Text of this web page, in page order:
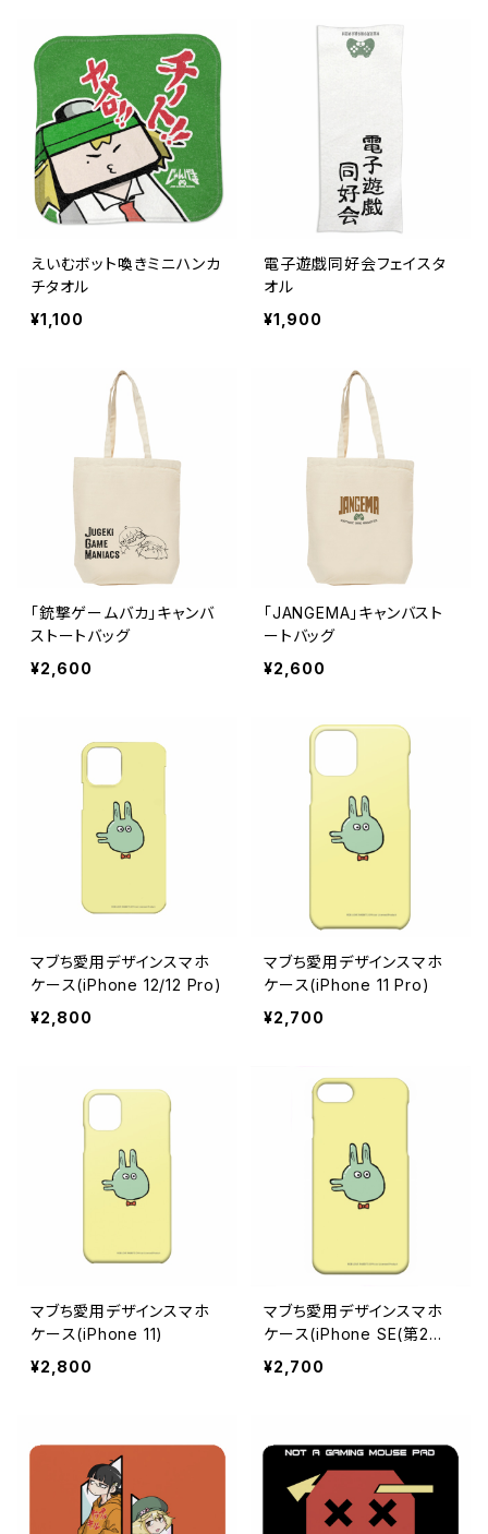
えいむボット喚きミニハンカ
チタオル
¥1,100
電子遊戯同好会フェイスタ
オル
¥1,900
「銃撃ゲームバカ」キャンバ
ストートバッグ
¥2,600
「JANGEMA」キャンバスト
ートバッグ
¥2,600
マブち愛用デザインスマホ
ケース(iPhone 12/12 Pro)
¥2,800
マブち愛用デザインスマホ
ケース(iPhone 11 Pro)
¥2,700
マブち愛用デザインスマホ
ケース(iPhone 11)
¥2,800
マブち愛用デザインスマホ
ケース(iPhone SE(第2世
代)/iPhone 8/iPhone 7)
¥2,700